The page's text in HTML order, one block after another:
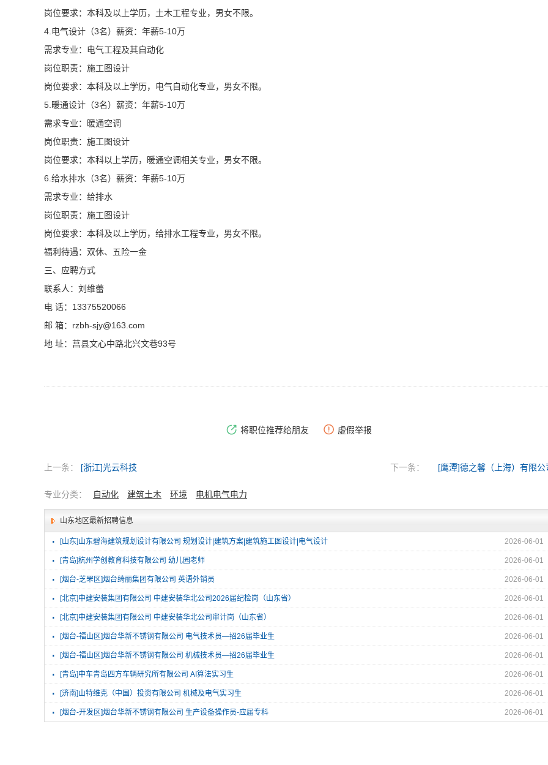
岗位要求：本科及以上学历，土木工程专业，男女不限。
4.电气设计（3名）薪资：年薪5-10万
需求专业：电气工程及其自动化
岗位职责：施工图设计
岗位要求：本科及以上学历，电气自动化专业，男女不限。
5.暖通设计（3名）薪资：年薪5-10万
需求专业：暖通空调
岗位职责：施工图设计
岗位要求：本科以上学历，暖通空调相关专业，男女不限。
6.给水排水（3名）薪资：年薪5-10万
需求专业：给排水
岗位职责：施工图设计
岗位要求：本科及以上学历，给排水工程专业，男女不限。
福利待遇：双休、五险一金
三、应聘方式
联系人：刘维蕾
电 话：13375520066
邮 箱： rzbh-sjy@163.com
地 址：莒县文心中路北兴文巷93号
将职位推荐给朋友 虚假举报
上一条： [浙江]光云科技 下一条： [鹰潭]德之馨（上海）有限公
专业分类： 自动化 建筑土木 环境 电机电气电力
山东地区最新招聘信息
2026-06-01
· [山东]山东碧海建筑规划设计有限公司 规划设计|建筑方案|建筑施工图设计|电气设计
2026-06-01
· [青岛]杭州学创教育科技有限公司 幼儿园老师
2026-06-01
· [烟台-芝罘区]烟台绮丽集团有限公司 英语外销员
2026-06-01
· [北京]中建安装集团有限公司 中建安装华北公司2026届纪检岗（山东省）
2026-06-01
· [北京]中建安装集团有限公司 中建安装华北公司审计岗（山东省）
2026-06-01
· [烟台-福山区]烟台华新不锈钢有限公司 电气技术员—招26届毕业生
2026-06-01
· [烟台-福山区]烟台华新不锈钢有限公司 机械技术员—招26届毕业生
2026-06-01
· [青岛]中车青岛四方车辆研究所有限公司 AI算法实习生
2026-06-01
· [济南]山特维克（中国）投资有限公司 机械及电气实习生
2026-06-01
· [烟台-开发区]烟台华新不锈钢有限公司 生产设备操作员-应届专科